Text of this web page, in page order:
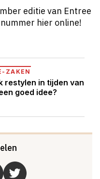
editie van Entree
hier online!
ZAKEN
restylen in tijden van
goed idee?